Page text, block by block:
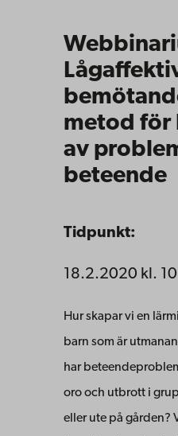
metod för
av
beteende
Tidpunkt:
18.2.2020 kl.
Hur skapar vi en
barn som är
har
oro och utbrott i
eller ute på gården?